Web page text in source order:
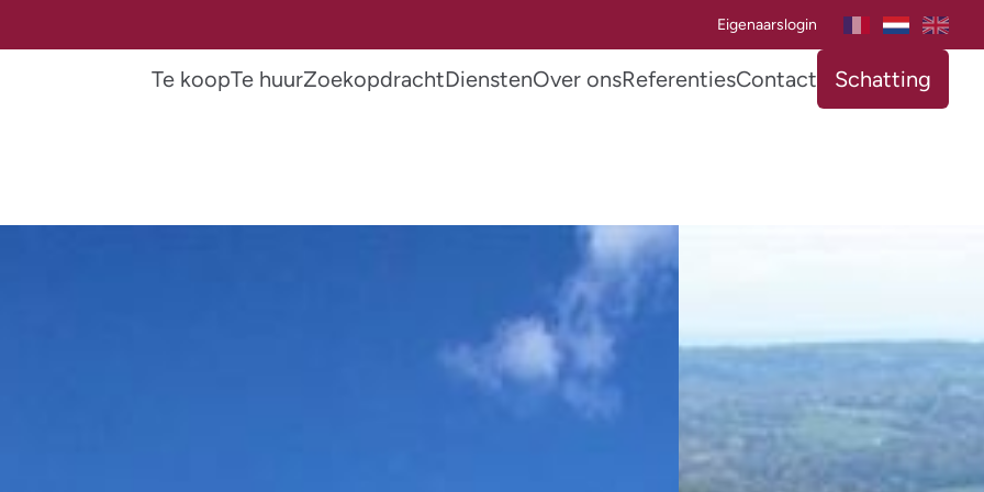
Eigenaarslogin
Te koopTe huurZoekopdrachtDienstenOver onsReferentiesContact Schatting